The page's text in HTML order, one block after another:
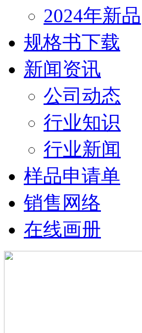
2024年新品
规格书下载
新闻资讯
公司动态
行业知识
行业新闻
样品申请单
销售网络
在线画册